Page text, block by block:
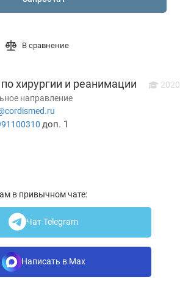
В сравнение
хирургии и реанимации 2020
направление
доп. 1
в привычном чате:
Чат Telegram
Написать в Max